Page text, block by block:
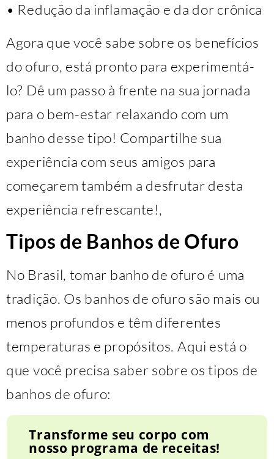
• Redução da inflamação e da dor crônica
Agora que você sabe sobre os benefícios
do ofuro, está pronto para experimentá-
lo? Dê um passo à frente na sua jornada
para o bem-estar relaxando com um
banho desse tipo! Compartilhe sua
experiência com seus amigos para
começarem também a desfrutar desta
experiência refrescante!,
Tipos de Banhos de Ofuro
No Brasil, tomar banho de ofuro é uma
tradição. Os banhos de ofuro são mais ou
menos profundos e têm diferentes
temperaturas e propósitos. Aqui está o
que você precisa saber sobre os tipos de
banhos de ofuro:
Transforme seu corpo com
nosso programa de receitas!